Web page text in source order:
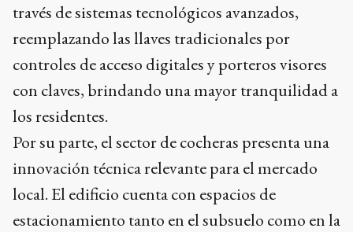
través de sistemas tecnológicos avanzados,
reemplazando las llaves tradicionales por
controles de acceso digitales y porteros visores
con claves, brindando una mayor tranquilidad a
los residentes.
Por su parte, el sector de cocheras presenta una
innovación técnica relevante para el mercado
local. El edificio cuenta con espacios de
estacionamiento tanto en el subsuelo como en la